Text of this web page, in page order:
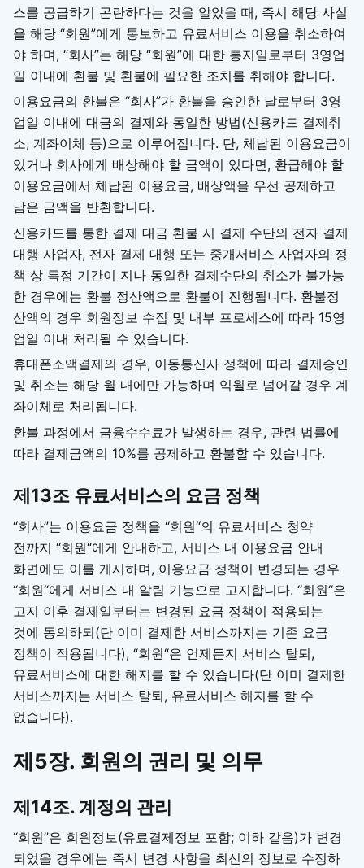
스를 공급하기 곤란하다는 것을 알았을 때, 즉시 해당 사실
을 해당 “회원”에게 통보하고 유료서비스 이용을 취소하여
야 하며, “회사”는 해당 “회원”에 대한 통지일로부터 3영업
일 이내에 환불 및 환불에 필요한 조치를 취해야 합니다.
이용요금의 환불은 “회사”가 환불을 승인한 날로부터 3영
업일 이내에 대금의 결제와 동일한 방법(신용카드 결제취
소, 계좌이체 등)으로 이루어집니다. 단, 체납된 이용요금이
있거나 회사에게 배상해야 할 금액이 있다면, 환급해야 할
이용요금에서 체납된 이용요금, 배상액을 우선 공제하고
남은 금액을 반환합니다.
신용카드를 통한 결제 대금 환불 시 결제 수단의 전자 결제
대행 사업자, 전자 결제 대행 또는 중개서비스 사업자의 정
책 상 특정 기간이 지나 동일한 결제수단의 취소가 불가능
한 경우에는 환불 정산액으로 환불이 진행됩니다. 환불정
산액의 경우 회원정보 수집 및 내부 프로세스에 따라 15영
업일 이내 처리될 수 있습니다.
휴대폰소액결제의 경우, 이동통신사 정책에 따라 결제승인
및 취소는 해당 월 내에만 가능하며 익월로 넘어갈 경우 계
좌이체로 처리됩니다.
환불 과정에서 금융수수료가 발생하는 경우, 관련 법률에
따라 결제금액의 10%를 공제하고 환불할 수 있습니다.
제13조 유료서비스의 요금 정책
“회사”는 이용요금 정책을 “회원“의 유료서비스 청약
전까지 “회원“에게 안내하고, 서비스 내 이용요금 안내
화면에도 이를 게시하며, 이용요금 정책이 변경되는 경우
“회원“에게 서비스 내 알림 기능으로 고지합니다. “회원“은
고지 이후 결제일부터는 변경된 요금 정책이 적용되는
것에 동의하되(단 이미 결제한 서비스까지는 기존 요금
정책이 적용됩니다), “회원“은 언제든지 서비스 탈퇴,
유료서비스에 대한 해지를 할 수 있습니다(단 이미 결제한
서비스까지는 서비스 탈퇴, 유료서비스 해지를 할 수
없습니다).
제5장. 회원의 권리 및 의무
제14조. 계정의 관리
“회원”은 회원정보(유료결제정보 포함; 이하 같음)가 변경
되었을 경우에는 즉시 변경 사항을 최신의 정보로 수정하